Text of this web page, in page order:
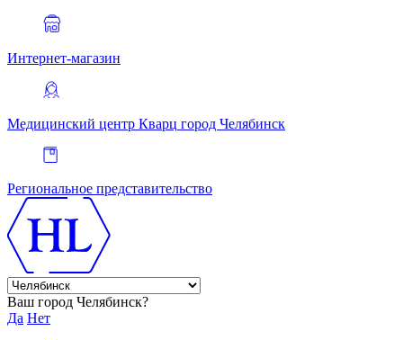
Интернет-магазин
Медицинский центр Кварц город Челябинск
Региональное представительство
Ваш город Челябинск?
Да Нет